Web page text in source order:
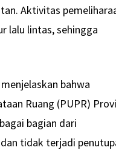
Aktivitas
lalu lintas, sehingga
bahwa
Ruang (PUPR)
bagian dari
tidak terjadi